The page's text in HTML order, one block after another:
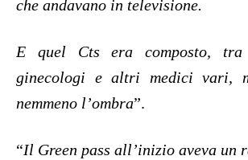
che andavano in televisione.
E quel Cts era composto,
ginecologi e altri medici vari,
nemmeno l’ombra”.
“Il Green pass all’inizio aveva un